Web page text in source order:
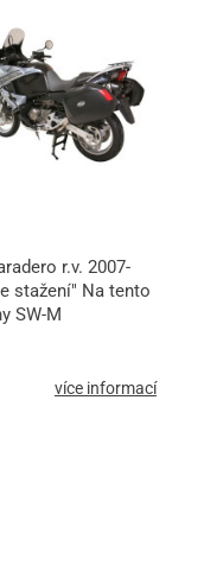
r.v. 2007-
stažení" Na tento
SW-M
více informací